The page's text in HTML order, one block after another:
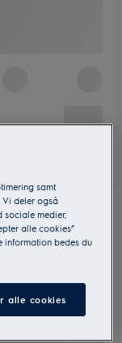
samt
Vi deler også
sociale medier,
alle cookies”
information bedes du
alle cookies